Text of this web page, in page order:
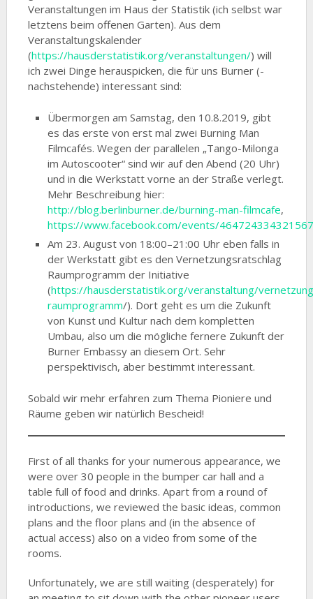
Veranstaltungen im Haus der Statistik (ich selbst war
letztens beim offenen Garten). Aus dem
Veranstaltungskalender
(https://hausderstatistik.org/veranstaltungen/) will
ich zwei Dinge herauspicken, die für uns Burner (-
nachstehende) interessant sind:
Übermorgen am Samstag, den 10.8.2019, gibt
es das erste von erst mal zwei Burning Man
Filmcafés. Wegen der parallelen „Tango-Milonga
im Autoscooter“ sind wir auf den Abend (20 Uhr)
und in die Werkstatt vorne an der Straße verlegt.
Mehr Beschreibung hier:
http://blog.berlinburner.de/burning-man-filmcafe,
https://www.facebook.com/events/
Am 23. August von 18:00–21:00 Uhr eben falls in
der Werkstatt gibt es den Vernetzungsratschlag
Raumprogramm der Initiative
(https://hausderstatistik.org/veranstaltung/
raumprogramm/). Dort geht es um die Zukunft
von Kunst und Kultur nach dem kompletten
Umbau, also um die mögliche fernere Zukunft der
Burner Embassy an diesem Ort. Sehr
perspektivisch, aber bestimmt interessant.
Sobald wir mehr erfahren zum Thema Pioniere und
Räume geben wir natürlich Bescheid!
First of all thanks for your numerous appearance, we
were over 30 people in the bumper car hall and a
table full of food and drinks. Apart from a round of
introductions, we reviewed the basic ideas, common
plans and the floor plans and (in the absence of
actual access) also on a video from some of the
rooms.
Unfortunately, we are still waiting (desperately) for